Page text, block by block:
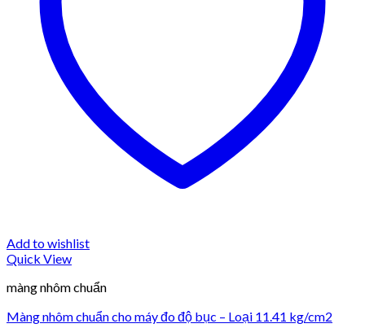
Add to wishlist
Quick View
màng nhôm chuẩn
Màng nhôm chuẩn cho máy đo độ bục – Loại 11.41 kg/cm2